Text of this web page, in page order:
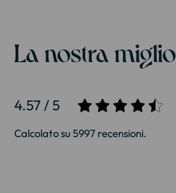
La nostra
4.57 / 5
Calcolato su 5997 recensioni.